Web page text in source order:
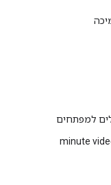
למפתחים